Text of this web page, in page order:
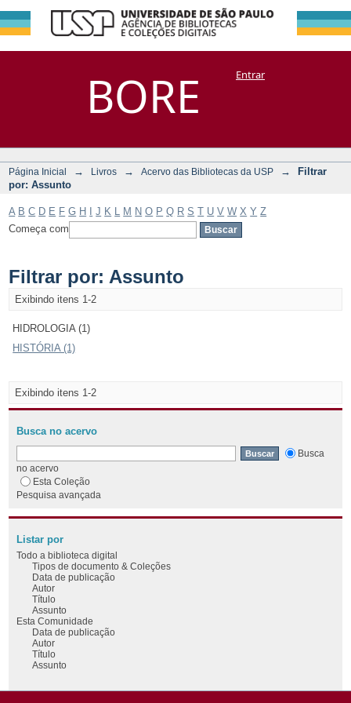
BORE
Filtrar por:
Assunto
DSpace/Manakin + CoriscoEntrar
Página Inicial → Livros → Acervo das Bibliotecas da USP →
Filtrar
por: Assunto
A B C D E F G H J K M N O P Q R S T U V W X Y Z
Começa com
Filtrar por: Assunto
Exibindo itens 1-2
HIDROLOGIA (1)
HISTÓRIA (1)
Exibindo itens 1-2
Busca no acervo
Busca
no acervo
Esta Coleção
Pesquisa avançada
Listar por
Todo a biblioteca digital
Tipos de documento & Coleções
Data de publicação
Autor
Título
Assunto
Esta Comunidade
Data de publicação
Autor
Título
Assunto